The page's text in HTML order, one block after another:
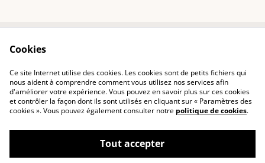
Politique de
confidentialité
Politique de cookies
Cookies
Ce site Internet utilise des cookies. Les cookies sont de petits fichiers qui
nous aident à comprendre comment vous utilisez nos services afin
d'améliorer votre expérience. Vous pouvez en savoir plus sur ces cookies
et contrôler la façon dont ils sont utilisés en cliquant sur « Paramètres des
cookies ». Vous pouvez également consulter notre politique de cookies.
Tout accepter